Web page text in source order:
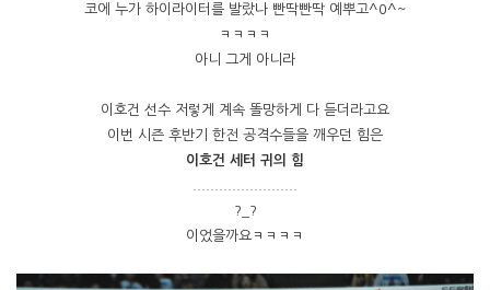
코에 누가 하이라이터를 발랐나 빤딱빤딱 예뿌고^0^~
ㅋㅋㅋㅋ
아니 그게 아니라
이호건 선수 저렇게 계속 똘망하게 다 듣더라고요
이번 시즌 후반기 한전 공격수들을 깨우던 힘은
이호건 세터 귀의 힘
?_?
이었을까요ㅋㅋㅋㅋ